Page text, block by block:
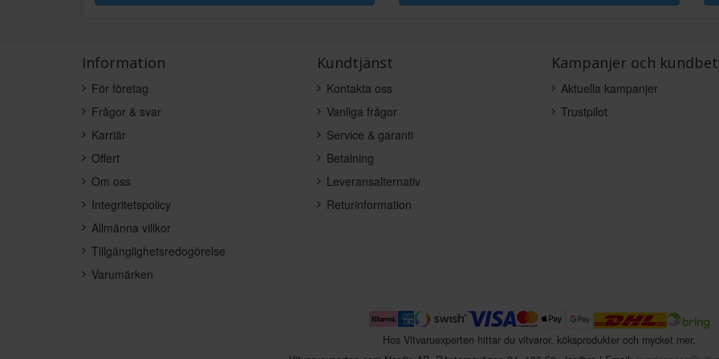
Information
För företag
Frågor & svar
Karriär
Offert
Om oss
Integritetspolicy
Allmänna villkor
Tillgänglighetsredogörelse
Varumärken
Kundtjänst
Kontakta oss
Vanliga frågor
Service & garanti
Betalning
Leveransalternativ
Returinformation
Kampanjer och
Aktuella kampanjer
Trustpilot
Hos Vitvaruexperten hittar du vitvaror, köksprodukter och mycket mer.